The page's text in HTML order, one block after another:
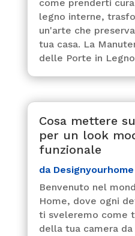
come prenderti
legno interne,
un'arte che
tua casa. La
delle Porte in Legno
Cosa mettere
per un look
funzionale
da Designyourhome
Benvenuto nel
Home, dove ogni
ti sveleremo come
della tua camera